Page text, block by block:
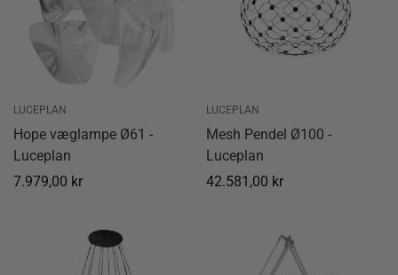
LUCEPLAN
Hope væglampe Ø61 -
Luceplan
Normal
7.979,00 kr
LUCEPLAN
Mesh Pendel Ø100 -
Luceplan
Normal
42.581,00 kr